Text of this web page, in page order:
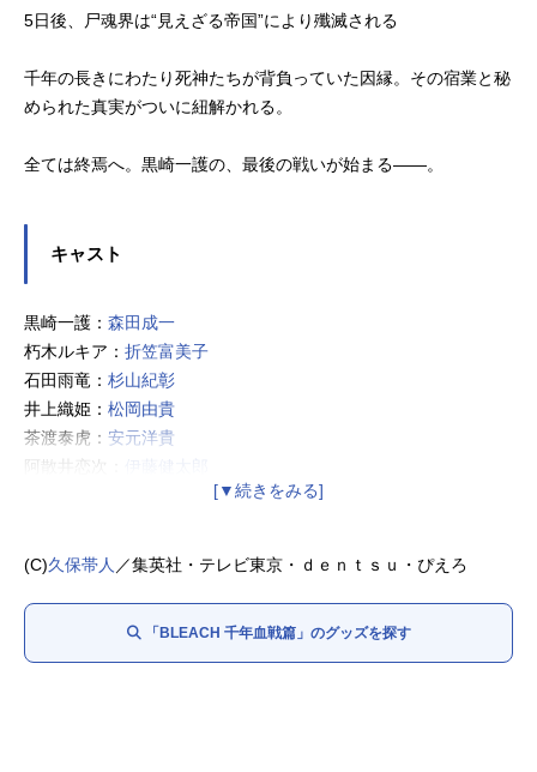
5日後、尸魂界は“見えざる帝国”により殲滅される
千年の長きにわたり死神たちが背負っていた因縁。その宿業と秘
められた真実がついに紐解かれる。
全ては終焉へ。黒崎一護の、最後の戦いが始まる――。
キャスト
黒崎一護： 森田成一
朽木ルキア： 折笠富美子
石田雨竜： 杉山紀彰
井上織姫： 松岡由貴
茶渡泰虎： 安元洋貴
阿散井恋次：
山本元柳斎重國：高岡瓶々
鳳橋楼十郎：樫井笙人
久川綾
平子真子：小野坂昌也
(C)久保帯人 ／集英社・テレビ東京・ｄｅｎｔｓｕ・ぴえろ
「BLEACH 千年血戦篇」のグッズを探す